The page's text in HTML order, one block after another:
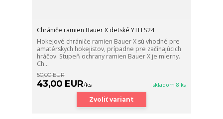
Chrániče ramien Bauer X detské YTH S24
Hokejové chrániče ramien Bauer X sú vhodné pre
amatérskych hokejistov, prípadne pre začínajúcich
hráčov. Stupeň ochrany ramien Bauer X je mierny.
Ch...
50,00 EUR
43,00 EUR/ks skladom 8 ks
Zvoliť variant